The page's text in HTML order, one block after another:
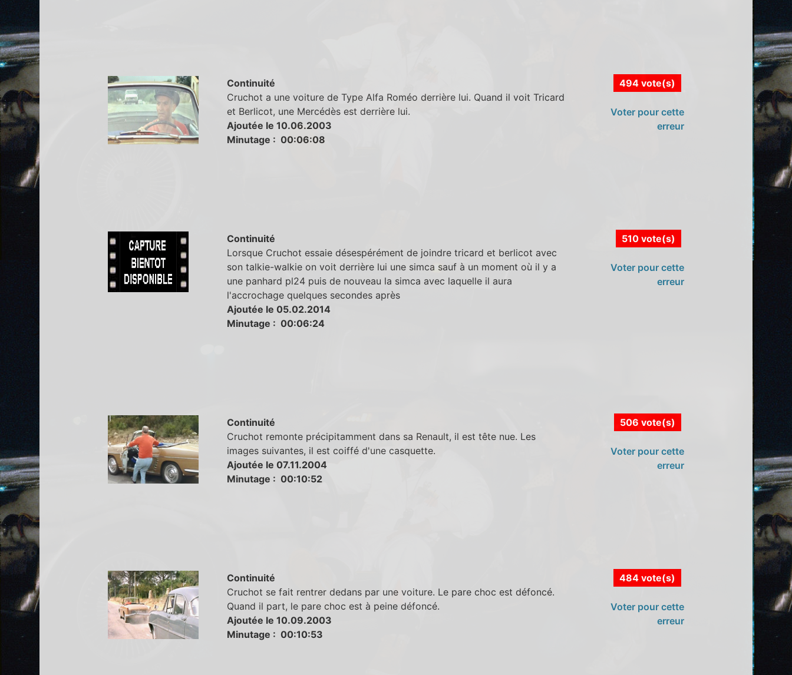
Continuité
Cruchot a une voiture de Type Alfa Roméo derrière lui. Quand il voit Tricard
et Berlicot, une Mercédès est derrière lui.
Ajoutée le 10.06.2003
Minutage : 00:06:08
494 vote(s)
Voter pour cette
erreur
Continuité
Lorsque Cruchot essaie désespérément de joindre tricard et berlicot avec
son talkie-walkie on voit derrière lui une simca sauf à un moment où il y a
une panhard pl24 puis de nouveau la simca avec laquelle il aura
l'accrochage quelques secondes après
Ajoutée le 05.02.2014
Minutage : 00:06:24
510 vote(s)
Voter pour cette
erreur
Continuité
Cruchot remonte précipitamment dans sa Renault, il est tête nue. Les
images suivantes, il est coiffé d'une casquette.
Ajoutée le 07.11.2004
Minutage : 00:10:52
506 vote(s)
Voter pour cette
erreur
Continuité
Cruchot se fait rentrer dedans par une voiture. Le pare choc est défoncé.
Quand il part, le pare choc est à peine défoncé.
Ajoutée le 10.09.2003
Minutage : 00:10:53
484 vote(s)
Voter pour cette
erreur